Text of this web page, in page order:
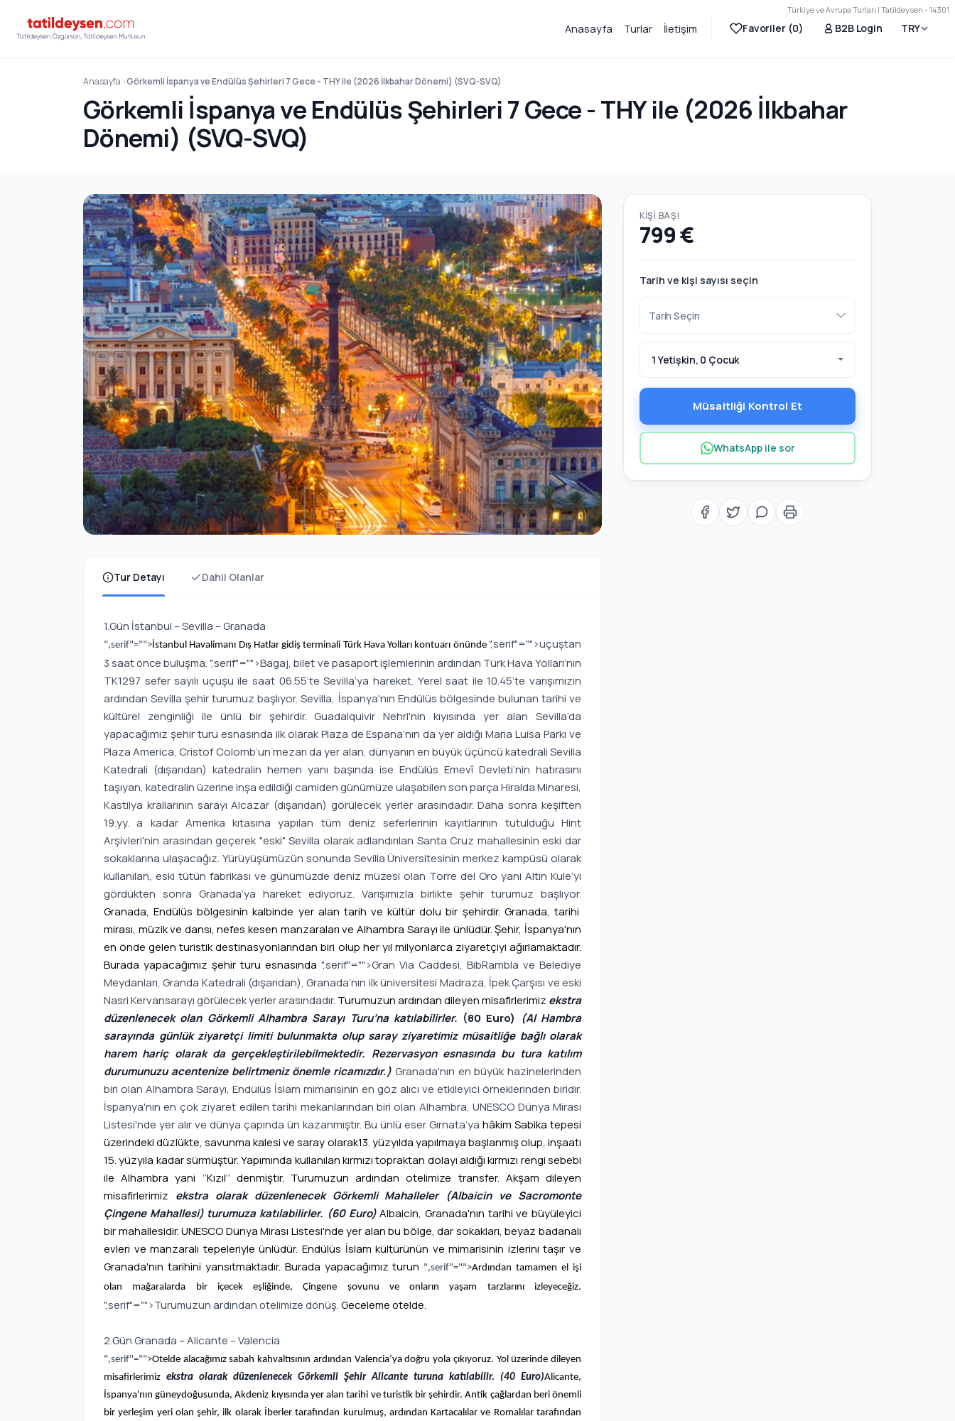
Türkiye ve Avrupa Turları | Tatildeysen - 14301
Anasayfa Turlar İletişim Favoriler (0) B2B Login TRY
Anasayfa Görkemli İspanya ve Endülüs Şehirleri 7 Gece - THY ile (2026 İlkbahar Dönemi) (SVQ-SVQ)
Görkemli İspanya ve Endülüs Şehirleri 7 Gece - THY ile (2026 İlkbahar
Dönemi) (SVQ-SVQ)
Tur Detayı Dahil Olanlar
1.Gün İstanbul – Sevilla – Granada
",serif"="">İstanbul Havalimanı Dış Hatlar gidiş terminali Türk Hava Yolları kontuarı önünde ",serif"="">uçuştan
3 saat önce buluşma.",serif"="">Bagaj, bilet ve pasaport işlemlerinin ardından Türk Hava Yolları’nın
TK1297 sefer sayılı uçuşu ile saat 06.55’te Sevilla’ya hareket. Yerel saat ile 10.45’te varışımızın
ardından Sevilla şehir turumuz başlıyor. Sevilla, İspanya'nın Endülüs bölgesinde bulunan tarihi ve
kültürel zenginliği ile ünlü bir şehirdir. Guadalquivir Nehri'nin kıyısında yer alan Sevilla’da
yapacağımız şehir turu esnasında ilk olarak Plaza de Espana’nın da yer aldığı Maria Luisa Parkı ve
Plaza America, Cristof Colomb’un mezarı da yer alan, dünyanın en büyük üçüncü katedrali Sevilla
Katedrali (dışarıdan) katedralin hemen yanı başında ise Endülüs Emevî Devleti’nin hatırasını
taşıyan, katedralin üzerine inşa edildiği camiden günümüze ulaşabilen son parça Hiralda Minaresi,
Kastilya krallarının sarayı Alcazar (dışarıdan) görülecek yerler arasındadır. Daha sonra keşiften
19.yy. a kadar Amerika kıtasına yapılan tüm deniz seferlerinin kayıtlarının tutulduğu Hint
Arşivleri'nin arasından geçerek "eski" Sevilla olarak adlandırılan Santa Cruz mahallesinin eski dar
sokaklarına ulaşacağız. Yürüyüşümüzün sonunda Sevilla Üniversitesinin merkez kampüsü olarak
kullanılan, eski tütün fabrikası ve günümüzde deniz müzesi olan Torre del Oro yani Altın Kule’yi
gördükten sonra Granada’ya hareket ediyoruz. Varışımızla birlikte şehir turumuz başlıyor.
Granada, Endülüs bölgesinin kalbinde yer alan tarih ve kültür dolu bir şehirdir. Granada, tarihi
mirası, müzik ve dansı, nefes kesen manzaraları ve Alhambra Sarayı ile ünlüdür. Şehir, İspanya'nın
en önde gelen turistik destinasyonlarından biri olup her yıl milyonlarca ziyaretçiyi ağırlamaktadır.
Burada yapacağımız şehir turu esnasında ",serif"="">Gran Via Caddesi, BibRambla ve Belediye
Meydanları, Granda Katedrali (dışarıdan), Granada’nın ilk üniversitesi Madraza, İpek Çarşısı ve eski
Nasri Kervansarayı görülecek yerler arasındadır. Turumuzun ardından dileyen misafirlerimiz ekstra
düzenlenecek olan Görkemli Alhambra Sarayı Turu’na katılabilirler. (80 Euro)
(Al Hambra
sarayında günlük ziyaretçi limiti bulunmakta olup saray ziyaretimiz müsaitliğe bağlı olarak
harem hariç olarak da gerçekleştirilebilmektedir. Rezervasyon esnasında bu tura katılım
durumunuzu acentenize belirtmeniz önemle ricamızdır.) Granada'nın en büyük hazinelerinden
biri olan Alhambra Sarayı, Endülüs İslam mimarisinin en göz alıcı ve etkileyici örneklerinden biridir.
İspanya'nın en çok ziyaret edilen tarihi mekanlarından biri olan Alhambra, UNESCO Dünya Mirası
Listesi'nde yer alır ve dünya çapında ün kazanmıştır. Bu ünlü eser Gırnata’ya hâkim Sabika tepesi
üzerindeki düzlükte, savunma kalesi ve saray olarak13. yüzyılda yapılmaya başlanmış olup, inşaatı
15. yüzyıla kadar sürmüştür. Yapımında kullanılan kırmızı topraktan dolayı aldığı kırmızı rengi sebebi
ile Alhambra yani ‘’Kızıl’’ denmiştir. Turumuzun ardından otelimize transfer. Akşam dileyen
misafirlerimiz ekstra olarak düzenlenecek Görkemli Mahalleler (Albaicin ve Sacromonte
Çingene Mahallesi) turumuza katılabilirler. (60 Euro)Albaicin, Granada'nın tarihi ve büyüleyici
bir mahallesidir. UNESCO Dünya Mirası Listesi'nde yer alan bu bölge, dar sokakları, beyaz badanalı
evleri ve manzaralı tepeleriyle ünlüdür. Endülüs İslam kültürünün ve mimarisinin izlerini taşır ve
Granada'nın tarihini yansıtmaktadır. Burada yapacağımız turun ",serif"="">Ardından tamamen el işi
olan mağaralarda bir içecek eşliğinde, Çingene şovunu ve onların yaşam tarzlarını izleyeceğiz.
",serif"="">Turumuzun ardından otelimize dönüş. Geceleme otelde.
2.Gün Granada – Alicante – Valencia
",serif"="">Otelde alacağımız sabah kahvaltısının ardından Valencia’ya doğru yola çıkıyoruz. Yol üzerinde dileyen
misafirlerimiz ekstra olarak düzenlenecek Görkemli Şehir Alicante turuna katılabilir. (40 Euro)Alicante,
İspanya'nın güneydoğusunda, Akdeniz kıyısında yer alan tarihi ve turistik bir şehirdir. Antik çağlardan beri önemli
bir yerleşim yeri olan şehir, ilk olarak İberler tarafından kurulmuş, ardından Kartacalılar ve Romalılar tarafından
KIŞI BAŞI
799 €
Tarih ve kişi sayısı seçin
1 Yetişkin, 0 Çocuk
Müsaitliği Kontrol Et
WhatsApp ile sor